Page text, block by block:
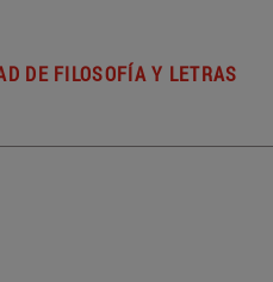
DE FILOSOFÍA Y LETRAS